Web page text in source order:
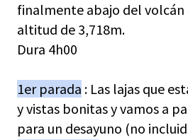
finalmente abajo del volcán
altitud de 3,718m.
Dura 4h00
1er parada : Las lajas que
y vistas bonitas y vamos a
para un desayuno (no